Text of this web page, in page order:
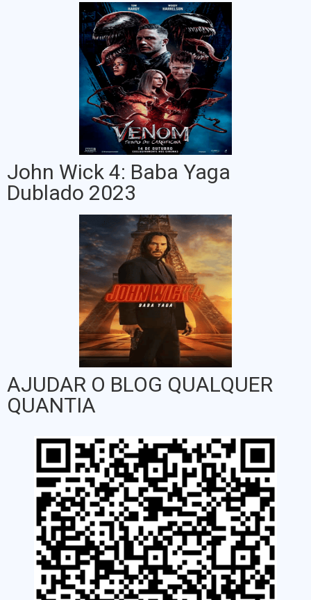
John Wick 4: Baba Yaga
Dublado 2023
AJUDAR O BLOG QUALQUER
QUANTIA